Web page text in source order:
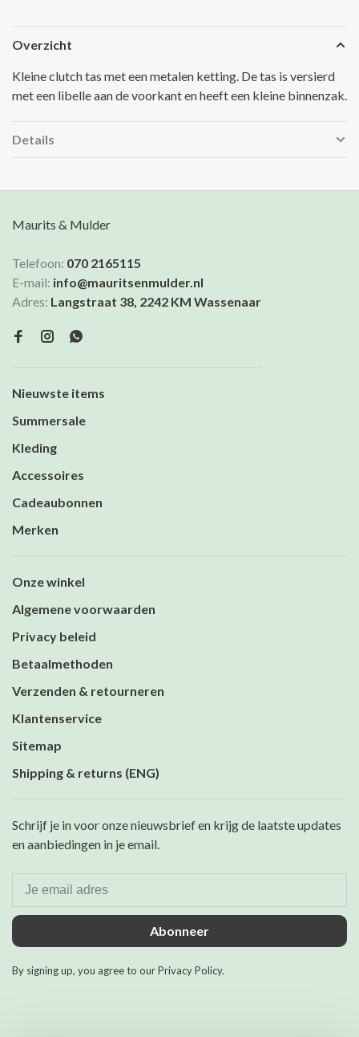
Overzicht
Kleine clutch tas met een metalen ketting. De tas is versierd
met een libelle aan de voorkant en heeft een kleine binnenzak.
Details
Maurits & Mulder
Telefoon: 070 2165115
E-mail: info@mauritsenmulder.nl
Adres: Langstraat 38, 2242 KM Wassenaar
Nieuwste items
Summersale
Kleding
Accessoires
Cadeaubonnen
Merken
Onze winkel
Algemene voorwaarden
Privacy beleid
Betaalmethoden
Verzenden & retourneren
Klantenservice
Sitemap
Shipping & returns (ENG)
Schrijf je in voor onze nieuwsbrief en krijg de laatste updates
en aanbiedingen in je email.
Abonneer
By signing up, you agree to our Privacy Policy.